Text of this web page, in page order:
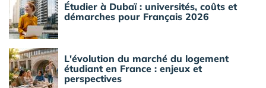
Étudier à Dubaï : universités, coûts et
démarches pour Français 2026
L'évolution du marché du logement
étudiant en France : enjeux et
perspectives